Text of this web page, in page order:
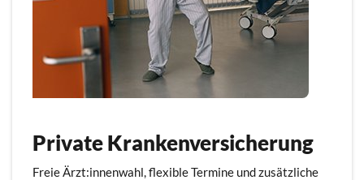
Private Krankenversicherung
Freie Ärzt:innenwahl, flexible Termine und zusätzliche